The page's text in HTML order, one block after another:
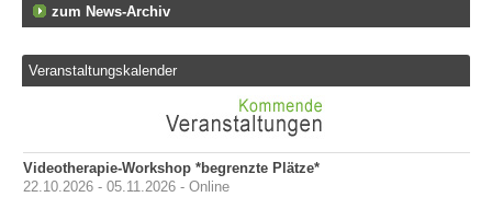
zum News-Archiv
Veranstaltungskalender
Videotherapie-Workshop *begrenzte Plätze*
22.10.2026 - 05.11.2026 - Online